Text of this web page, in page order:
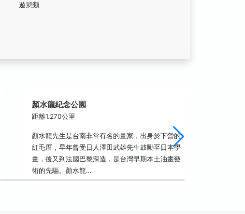
遊憩類
顏水龍紀念公園
距離1.270公里
顏水龍先生是台南非常有名的畫家，出身於下營的
紅毛厝，早年曾受日人澤田武雄先生鼓勵至日本學
畫，後又到法國巴黎深造，是台灣早期本土油畫藝
術的先驅。顏水龍…